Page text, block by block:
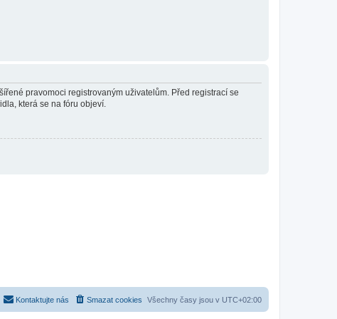
pravomoci registrovaným uživatelům. Před registrací se
která se na fóru objeví.
Všechny časy jsou v UTC+02:00
Smazat cookies
Kontaktujte nás